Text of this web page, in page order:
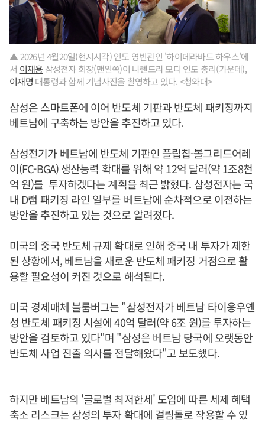
▲ 2026년 4월20일(현지시각) 인도 영빈관인 '하이데라바드 하우스'에
서 이재용 삼성전자 회장(맨왼쪽)이 나렌드라 모디 인도 총리(가운데),
이재명 대통령과 함께 기념사진을 촬영하고 있다. <청와대>
삼성은 스마트폰에 이어 반도체 기판과 반도체 패키징까지
베트남에 구축하는 방안을 추진하고 있다.
삼성전기가 베트남에 반도체 기판인 플립칩-볼그리드어레
이(FC-BGA) 생산능력 확대를 위해 약 12억 달러(약 1조8천
억 원)를 투자하겠다는 계획을 최근 밝혔다. 삼성전자는 국
내 D램 패키징 라인 일부를 베트남에 순차적으로 이전하는
방안을 추진하고 있는 것으로 알려졌다.
미국의 중국 반도체 규제 확대로 인해 중국 내 투자가 제한
된 상황에서, 베트남을 새로운 반도체 패키징 거점으로 활
용할 필요성이 커진 것으로 해석된다.
미국 경제매체 블룸버그는 "삼성전자가 베트남 타이응우옌
성 반도체 패키징 시설에 40억 달러(약 6조 원)를 투자하는
방안을 검토하고 있다"며 "삼성은 베트남 당국에 오랫동안
반도체 사업 진출 의사를 전달해왔다"고 보도했다.
하지만 베트남의 '글로벌 최저한세' 도입에 따른 세제 혜택
축소 리스크는 삼성의 투자 확대에 걸림돌로 작용할 수 있